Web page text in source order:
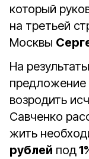
который
на третьей
Москвы
На
предложение
возродить
Савченко
жить
рублей под